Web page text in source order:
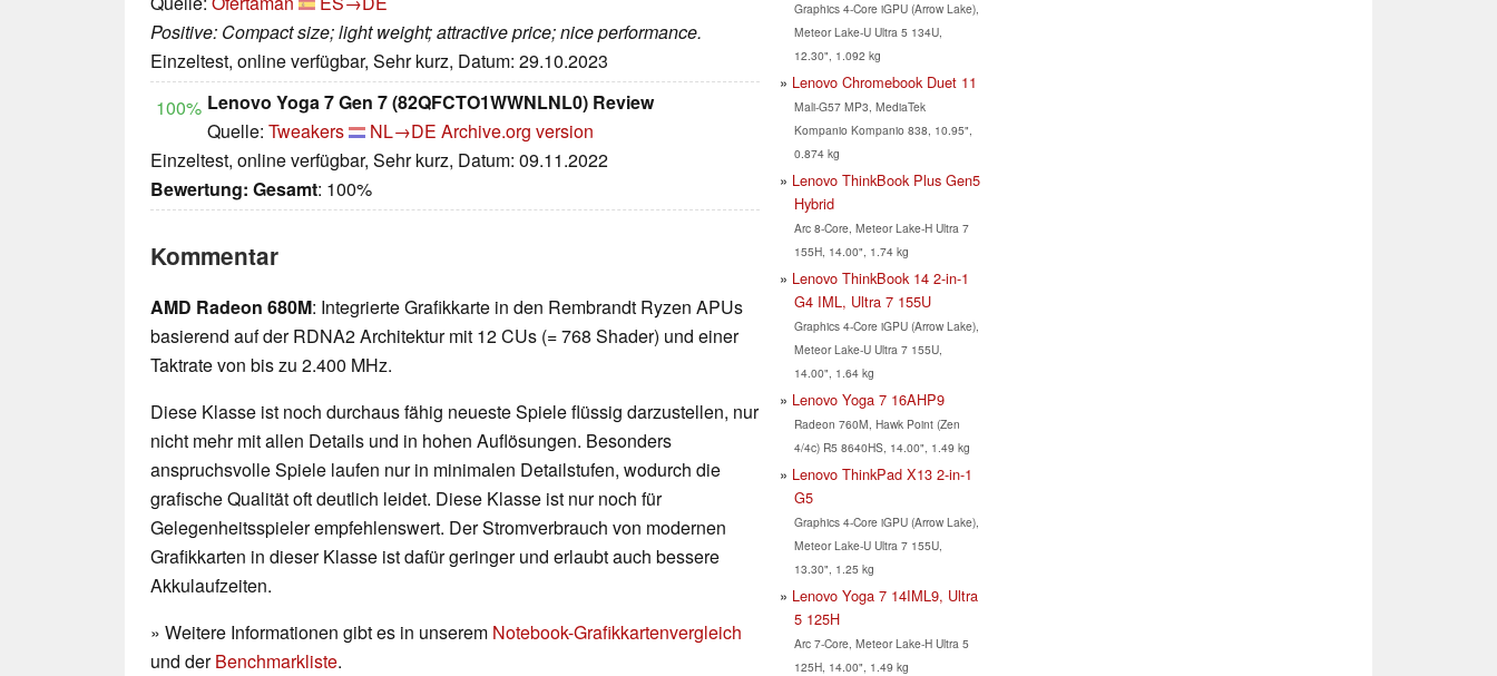
Positive: Compact size; light weight; attractive price; nice performance.
Einzeltest, online verfügbar, Sehr kurz, Datum: 29.10.2023
100% Lenovo Yoga 7 Gen 7 (82QFCTO1WWNLNL0) Review
Quelle: Tweakers NL→DE Archive.org version
Einzeltest, online verfügbar, Sehr kurz, Datum: 09.11.2022
Bewertung: Gesamt: 100%
Kommentar
AMD Radeon 680M: Integrierte Grafikkarte in den Rembrandt Ryzen APUs
basierend auf der RDNA2 Architektur mit 12 CUs (= 768 Shader) und einer
Taktrate von bis zu 2.400 MHz.
Diese Klasse ist noch durchaus fähig neueste Spiele flüssig darzustellen, nur
nicht mehr mit allen Details und in hohen Auflösungen. Besonders
anspruchsvolle Spiele laufen nur in minimalen Detailstufen, wodurch die
grafische Qualität oft deutlich leidet. Diese Klasse ist nur noch für
Gelegenheitsspieler empfehlenswert. Der Stromverbrauch von modernen
Grafikkarten in dieser Klasse ist dafür geringer und erlaubt auch bessere
Akkulaufzeiten.
» Weitere Informationen gibt es in unserem Notebook-Grafikkartenvergleich
und derBenchmarkliste.
Graphics 4-Core iGPU (Arrow Lake),
Meteor Lake-U Ultra 5 134U,
12.30", 1.092 kg
Lenovo Chromebook Duet 11
Mali-G57 MP3, MediaTek
Kompanio Kompanio 838, 10.95",
0.874 kg
Lenovo ThinkBook Plus Gen5
Hybrid
Arc 8-Core, Meteor Lake-H Ultra 7
155H, 14.00", 1.74 kg
Lenovo ThinkBook 14 2-in-1
G4 IML, Ultra 7 155U
Graphics 4-Core iGPU (Arrow Lake),
Meteor Lake-U Ultra 7 155U,
14.00", 1.64 kg
Lenovo Yoga 7 16AHP9
Radeon 760M, Hawk Point (Zen
4/4c) R5 8640HS, 14.00", 1.49 kg
Lenovo ThinkPad X13 2-in-1
G5
Graphics 4-Core iGPU (Arrow Lake),
Meteor Lake-U Ultra 7 155U,
13.30", 1.25 kg
Lenovo Yoga 7 14IML9, Ultra
5 125H
Arc 7-Core, Meteor Lake-H Ultra 5
125H, 14.00", 1.49 kg